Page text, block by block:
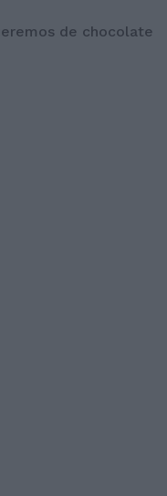
de chocolate